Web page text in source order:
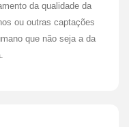
da qualidade da
ou outras captações
que não seja a da